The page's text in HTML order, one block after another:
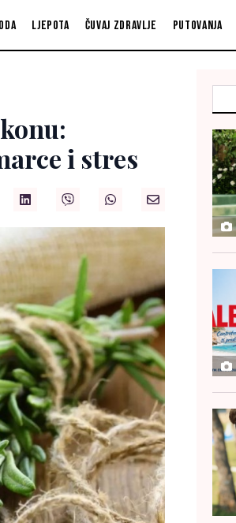
Ljepota Čuvaj zdravlje Putovanja
i stres